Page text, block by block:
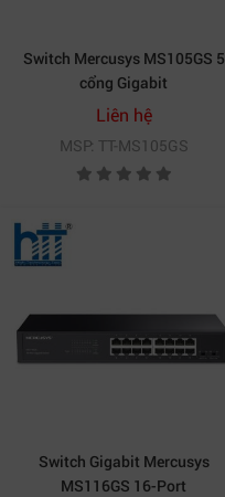
Switch Mercusys MS105GS 5
cổng Gigabit
Liên hệ
MSP: TT-MS105GS
Switch Gigabit Mercusys
MS116GS 16-Port